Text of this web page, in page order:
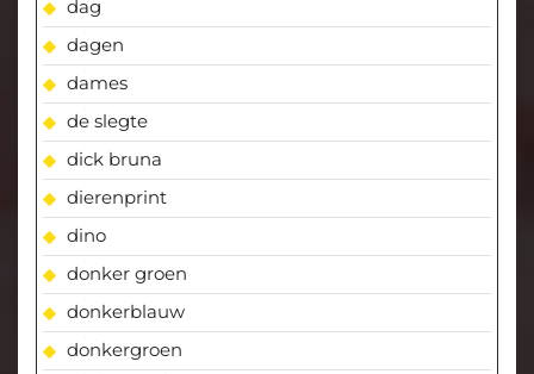
dag
dagen
dames
de slegte
dick bruna
dierenprint
dino
donker groen
donkerblauw
donkergroen